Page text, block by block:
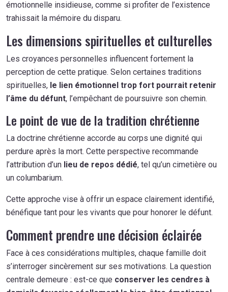
émotionnelle insidieuse, comme si profiter de l’existence
trahissait la mémoire du disparu.
Les dimensions spirituelles et culturelles
Les croyances personnelles influencent fortement la
perception de cette pratique. Selon certaines traditions
spirituelles, le lien émotionnel trop fort pourrait retenir
l’âme du défunt, l’empêchant de poursuivre son chemin.
Le point de vue de la tradition chrétienne
La doctrine chrétienne accorde au corps une dignité qui
perdure après la mort. Cette perspective recommande
l’attribution d’un lieu de repos dédié, tel qu’un cimetière ou
un columbarium.
Cette approche vise à offrir un espace clairement identifié,
bénéfique tant pour les vivants que pour honorer le défunt.
Comment prendre une décision éclairée
Face à ces considérations multiples, chaque famille doit
s’interroger sincèrement sur ses motivations. La question
centrale demeure : est-ce que conserver les cendres à